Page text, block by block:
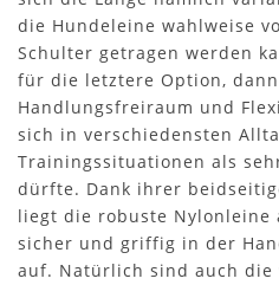
die Hundeleine wahlweise
Schulter getragen werden
für die letztere Option,
Handlungsfreiraum und
sich in verschiedensten
Trainingssituationen als
dürfte. Dank ihrer
liegt die robuste Nylonleine
sicher und griffig in der
auf. Natürlich sind auch die